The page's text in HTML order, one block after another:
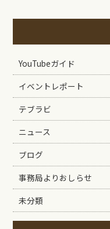
YouTubeガイド
イベントレポート
テブラビ
ニュース
ブログ
事務局よりおしらせ
未分類